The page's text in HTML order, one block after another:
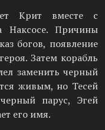
Крит вместе с
Наксосе. Причины
богов, появление
Затем корабль
заменить черный
живым, но Тесей
парус, Эгей
его имя.